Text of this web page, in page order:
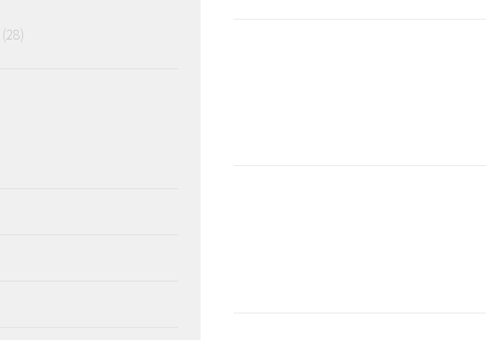
(28)